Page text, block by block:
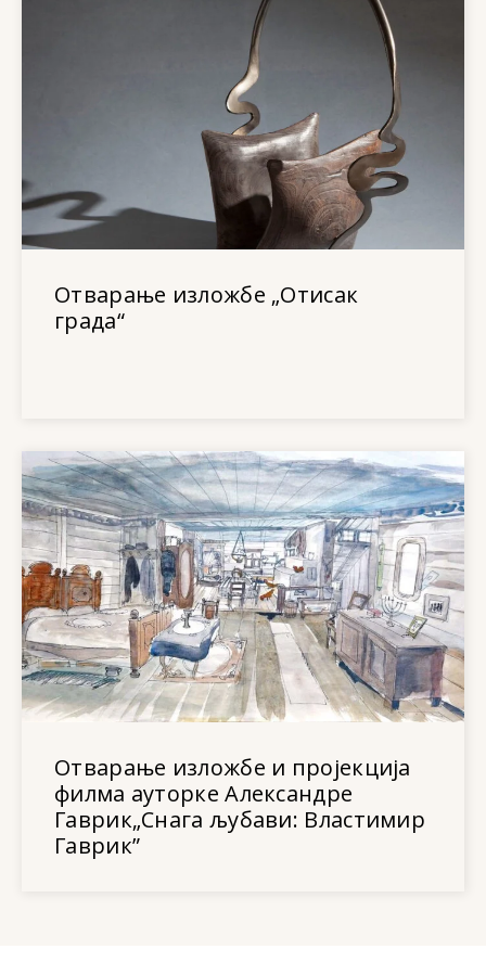
Отварање изложбе „Отисак
града“
Отварање изложбе и пројекција
филма ауторке Александре
Гаврик„Снага љубави: Властимир
Гаврик”